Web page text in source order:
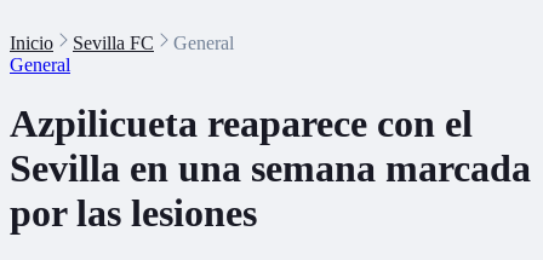
Inicio Sevilla FC
General
General
Azpilicueta reaparece con el
Sevilla en una semana marcada
por las lesiones